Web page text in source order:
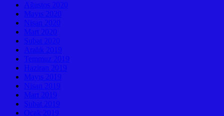
Ağustos 2020
Mayıs 2020
Nisan 2020
Mart 2020
Şubat 2020
Aralık 2019
Temmuz 2019
Haziran 2019
Mayıs 2019
Nisan 2019
Mart 2019
Şubat 2019
Ocak 2019